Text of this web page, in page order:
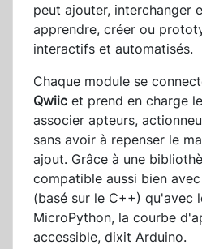
peut ajouter, interchanger
apprendre, créer ou
interactifs et automatisés.
Chaque module se
Qwiic et prend en charge
associer apteurs,
sans avoir à repenser le
ajout. Grâce à une
compatible aussi bien
(basé sur le C++) qu'avec
MicroPython, la courbe
accessible, dixit Arduino.